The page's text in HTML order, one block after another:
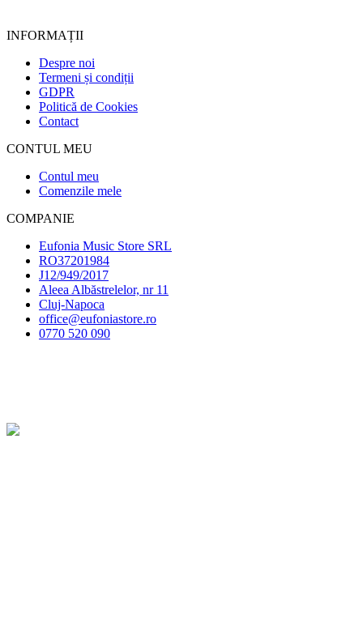
INFORMAȚII
Despre noi
Termeni și condiții
GDPR
Politică de Cookies
Contact
CONTUL MEU
Contul meu
Comenzile mele
COMPANIE
Eufonia Music Store SRL
RO37201984
J12/949/2017
Aleea Albăstrelelor, nr 11
Cluj-Napoca
office@eufoniastore.ro
0770 520 090